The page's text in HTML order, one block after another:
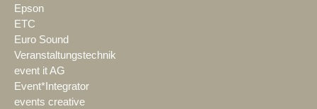
Epson
ETC
Euro Sound
Veranstaltungstechnik
event it AG
Event*Integrator
events creative